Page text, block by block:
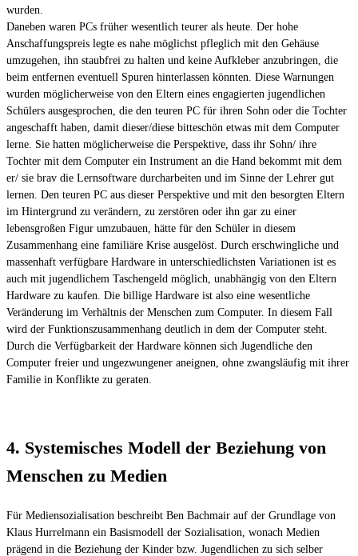
wurden.
Daneben waren PCs früher wesentlich teurer als heute. Der hohe
Anschaffungspreis legte es nahe möglichst pfleglich mit den Gehäuse
umzugehen, ihn staubfrei zu halten und keine Aufkleber anzubringen, die
beim entfernen eventuell Spuren hinterlassen könnten. Diese Warnungen
wurden möglicherweise von den Eltern eines engagierten jugendlichen
Schülers ausgesprochen, die den teuren PC für ihren Sohn oder die Tochter
angeschafft haben, damit dieser/diese bitteschön etwas mit dem Computer
lerne. Sie hatten möglicherweise die Perspektive, dass ihr Sohn/ ihre
Tochter mit dem Computer ein Instrument an die Hand bekommt mit dem
er/ sie brav die Lernsoftware durcharbeiten und im Sinne der Lehrer gut
lernen. Den teuren PC aus dieser Perspektive und mit den besorgten Eltern
im Hintergrund zu verändern, zu zerstören oder ihn gar zu einer
lebensgroßen Figur umzubauen, hätte für den Schüler in diesem
Zusammenhang eine familiäre Krise ausgelöst. Durch erschwingliche und
massenhaft verfügbare Hardware in unterschiedlichsten Variationen ist es
auch mit jugendlichem Taschengeld möglich, unabhängig von den Eltern
Hardware zu kaufen. Die billige Hardware ist also eine wesentliche
Veränderung im Verhältnis der Menschen zum Computer. In diesem Fall
wird der Funktionszusammenhang deutlich in dem der Computer steht.
Durch die Verfügbarkeit der Hardware können sich Jugendliche den
Computer freier und ungezwungener aneignen, ohne zwangsläufig mit ihrer
Familie in Konflikte zu geraten.
4. Systemisches Modell der Beziehung von
Menschen zu Medien
Für Mediensozialisation beschreibt Ben Bachmair auf der Grundlage von
Klaus Hurrelmann ein Basismodell der Sozialisation, wonach Medien
prägend in die Beziehung der Kinder bzw. Jugendlichen zu sich selber